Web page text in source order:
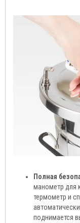
Полная
манометр для
термометр и
поднимается